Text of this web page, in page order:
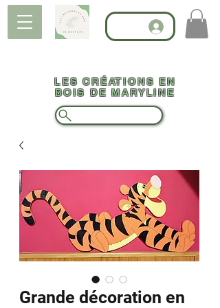
LES CRÉATIONS EN
BOIS DE MARYLINE
Grande décoration en